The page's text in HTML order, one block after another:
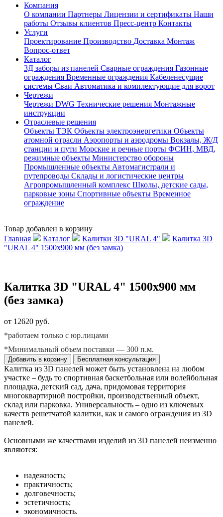
Компания
О компании Партнеры Лицензии и сертификаты Наши
работы Отзывы клиентов Пресс-центр Контакты
Услуги
Проектирование Производство Доставка Монтаж
Вопрос-ответ
Каталог
3Д заборы из панелей Сварные ограждения Газонные
ограждения Временные ограждения Кабеленесущие
системы Cваи Автоматика и комплектующие для ворот
Чертежи
Чертежи DWG Технические решения Монтажные
инструкции
Отраслевые решения
Объекты ТЭК Объекты электроэнергетики Объекты
атомной отрасли Аэропорты и аэродромы Вокзалы, Ж/Д
станции и пути Морские и речные порты ФСИН, МВД,
режимные объекты Министерство обороны
Промышленные объекты Автомагистрали и
путепроводы Склады и логистические центры
Агропромышленный комплекс Школы, детские сады,
парковые зоны Спортивные объекты Временное
ограждение
Товар добавлен в корзину
Главная
Каталог Калитки 3D "URAL 4"
Калитка 3D
"URAL 4" 1500х900 мм (без замка)
Калитка 3D "URAL 4" 1500х900 мм
(без замка)
от 12620 руб.
*работаем только с юр.лицами
*Минимальный объем поставки — 300 п.м.
Добавить в корзину Бесплатная консультация
Калитка из 3D панелей может быть установлена на любом
участке – будь то спортивная баскетбольная или волейбольная
площадка, детский сад, дача, придомовая территория
многоквартирной постройки, производственный объект,
склад или парковка. Универсальность – одно из ключевых
качеств решетчатой калитки, как и самого ограждения из 3D
панелей.
Основными же качествами изделий из 3D панелей неизменно
являются:
надежность;
практичность;
долговечность;
эстетичность;
экономичность.